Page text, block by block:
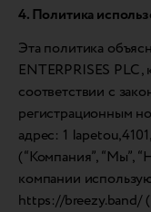
4. Политика
Эта политика
ENTERPRISES PLC,
соответствии с
регистрационным
адрес: 1
(“Компания”, “Мы”,
компании
https://breezy.band/